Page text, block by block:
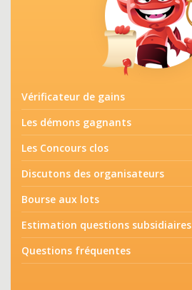
Vérificateur de gains
Les démons gagnants
Les Concours clos
Discutons des organisateurs
Bourse aux lots
Estimation questions subsidiaires
Questions fréquentes